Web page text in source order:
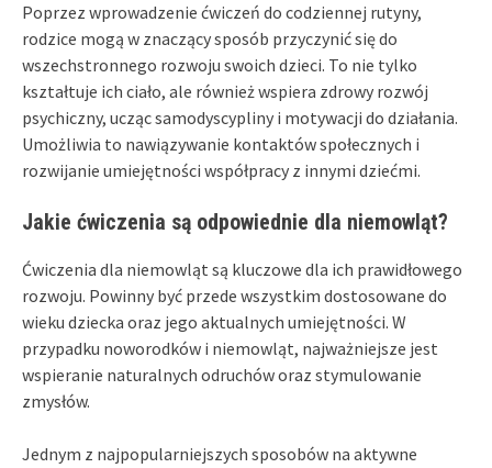
Poprzez wprowadzenie ćwiczeń do codziennej rutyny,
rodzice mogą w znaczący sposób przyczynić się do
wszechstronnego rozwoju swoich dzieci. To nie tylko
kształtuje ich ciało, ale również wspiera zdrowy rozwój
psychiczny, ucząc samodyscypliny i motywacji do działania.
Umożliwia to nawiązywanie kontaktów społecznych i
rozwijanie umiejętności współpracy z innymi dziećmi.
Jakie ćwiczenia są odpowiednie dla niemowląt?
Ćwiczenia dla niemowląt są kluczowe dla ich prawidłowego
rozwoju. Powinny być przede wszystkim dostosowane do
wieku dziecka oraz jego aktualnych umiejętności. W
przypadku noworodków i niemowląt, najważniejsze jest
wspieranie naturalnych odruchów oraz stymulowanie
zmysłów.
Jednym z najpopularniejszych sposobów na aktywne